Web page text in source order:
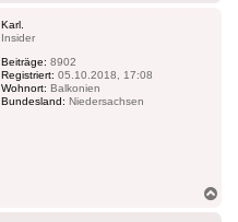
Karl.
Insider
Beiträge: 8902
Registriert: 05.10.2018, 17:08
Wohnort: Balkonien
Bundesland: Niedersachsen